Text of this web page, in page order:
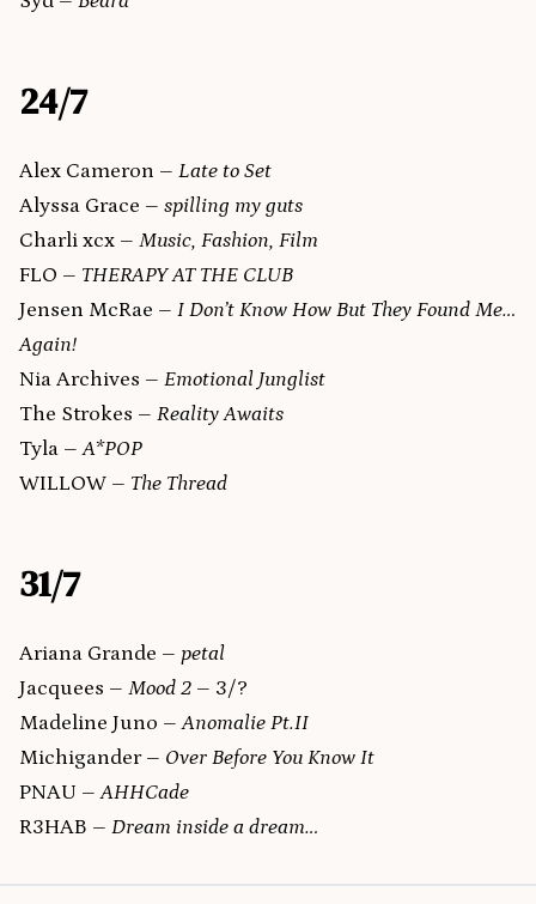
24/7
Alex Cameron – Late to Set
Alyssa Grace – spilling my guts
Charli xcx – Music, Fashion, Film
FLO – THERAPY AT THE CLUB
Jensen McRae – I Don’t Know How But They Found Me…
Again!
Nia Archives – Emotional Junglist
The Strokes – Reality Awaits
Tyla –A*POP
WILLOW – The Thread
31/7
Ariana Grande – petal
Jacquees – Mood 2 – 3/?
Madeline Juno –Anomalie Pt.II
Michigander – Over Before You Know It
PNAU –AHHCade
R3HAB – Dream inside a dream…